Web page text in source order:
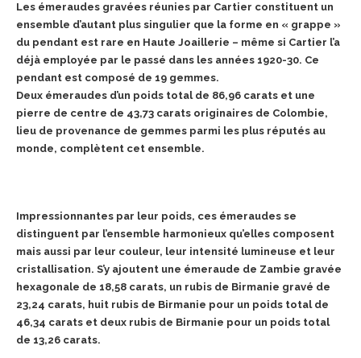
Les émeraudes gravées réunies par Cartier constituent un
ensemble d’autant plus singulier que la forme en « grappe »
du pendant est rare en Haute Joaillerie – même si Cartier l’a
déjà employée par le passé dans les années 1920-30. Ce
pendant est composé de 19 gemmes.
Deux émeraudes d’un poids total de 86,96 carats et une
pierre de centre de 43,73 carats originaires de Colombie,
lieu de provenance de gemmes parmi les plus réputés au
monde, complètent cet ensemble.
Impressionnantes par leur poids, ces émeraudes se
distinguent par l’ensemble harmonieux qu’elles composent
mais aussi par leur couleur, leur intensité lumineuse et leur
cristallisation. S’y ajoutent une émeraude de Zambie gravée
hexagonale de 18,58 carats, un rubis de Birmanie gravé de
23,24 carats, huit rubis de Birmanie pour un poids total de
46,34 carats et deux rubis de Birmanie pour un poids total
de 13,26 carats.